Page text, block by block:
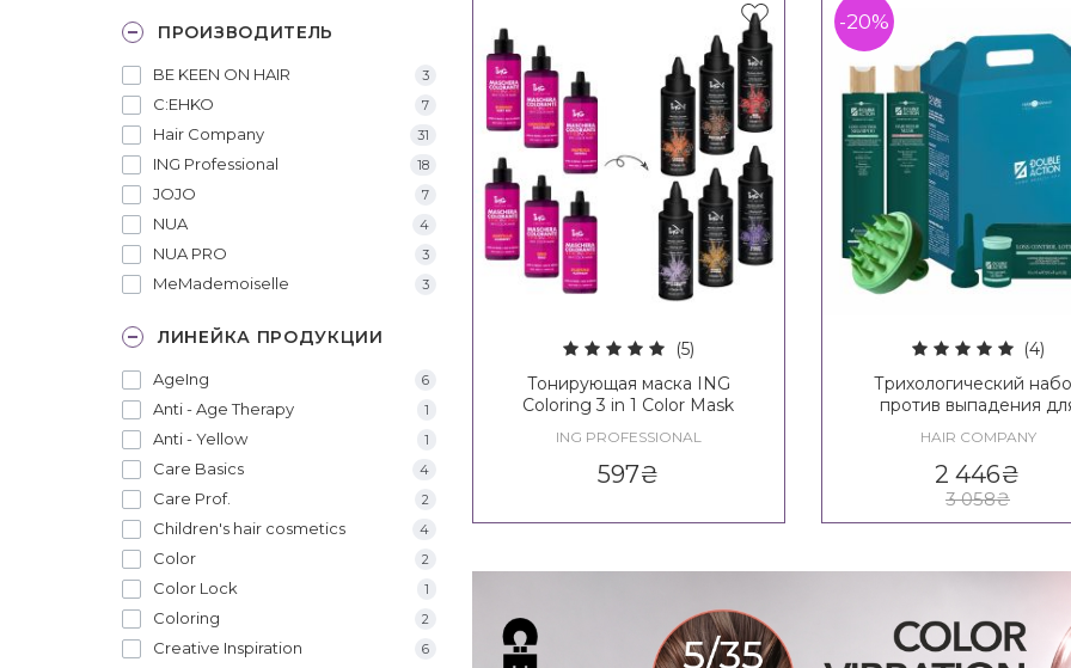
ПРОИЗВОДИТЕЛЬ
BE KEEN ON HAIR 3
C:EHKO 7
Hair Company 31
ING Professional 18
JOJO 7
NUA 4
NUA PRO 3
MeMademoiselle 3
ЛИНЕЙКА ПРОДУКЦИИ
AgeIng 6
Anti - Age Therapy 1
Anti - Yellow 1
Care Basics 4
Care Prof. 2
Children's hair cosmetics 4
Color 2
Color Lock 1
Coloring 2
Creative Inspiration 6
(5)
Тонирующая маска ING
Coloring 3 in 1 Color Mask
ING PROFESSIONAL
597₴
-20%
(4)
Трихологический
против выпадения
Company Double Action
Control Kit
HAIR COMPANY
2 446₴
3 058₴